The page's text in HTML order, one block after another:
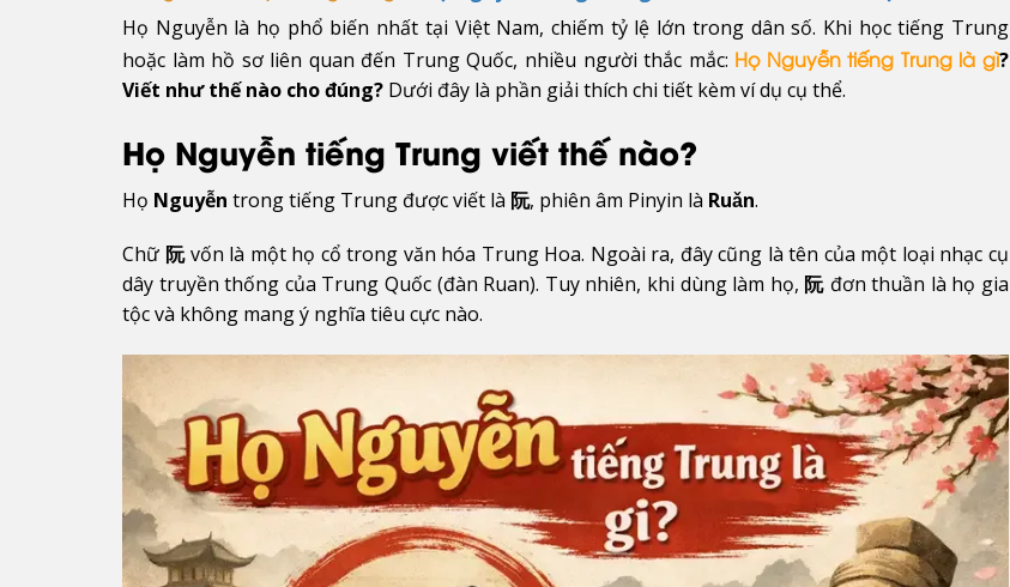
Họ Nguyễn là họ phổ biến nhất tại Việt Nam, chiếm tỷ lệ lớn trong dân số. Khi học tiếng Trung
hoặc làm hồ sơ liên quan đến Trung Quốc, nhiều người thắc mắc: Họ Nguyễn tiếng Trung là gì?
Viết như thế nào cho đúng? Dưới đây là phần giải thích chi tiết kèm ví dụ cụ thể.
Họ Nguyễn tiếng Trung viết thế nào?
Họ Nguyễn trong tiếng Trung được viết là 阮, phiên âm Pinyin là Ruǎn.
Chữ 阮vốn là một họ cổ trong văn hóa Trung Hoa. Ngoài ra, đây cũng là tên của một loại nhạc cụ
dây truyền thống của Trung Quốc (đàn Ruan). Tuy nhiên, khi dùng làm họ, 阮 đơn thuần là họ gia
tộc và không mang ý nghĩa tiêu cực nào.